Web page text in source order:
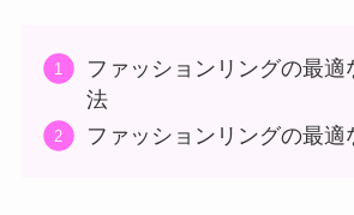
ファッションリングの最適
法
ファッションリングの最適